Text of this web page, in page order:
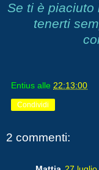
Se ti è piaciuto
tenerti
Entius alle 22:13:00
Condividi
2 commenti: